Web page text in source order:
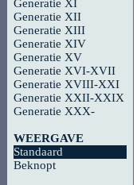
Generatie XI
Generatie XII
Generatie XIII
Generatie XIV
Generatie XV
Generatie XVI-XVII
Generatie XVIII-XXI
Generatie XXII-XXIX
Generatie XXX-
WEERGAVE
Standaard
Beknopt